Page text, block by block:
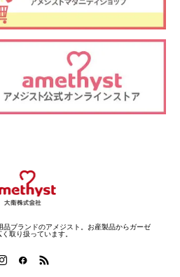
ブランドのアメジスト。お産製品からガーゼ
取り扱っています。